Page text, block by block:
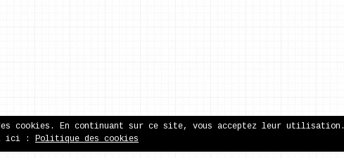
cookies. En continuant sur ce site, vous acceptez leur utilisation.
ici : Politique des cookies